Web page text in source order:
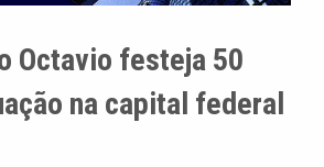
Octavio festeja 50
na capital federal